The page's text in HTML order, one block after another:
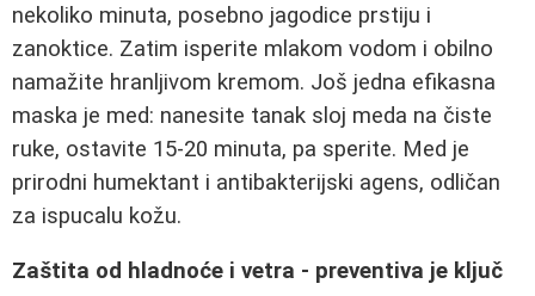
nekoliko minuta, posebno jagodice prstiju i
zanoktice. Zatim isperite mlakom vodom i obilno
namažite hranljivom kremom. Još jedna efikasna
maska je med: nanesite tanak sloj meda na čiste
ruke, ostavite 15-20 minuta, pa sperite. Med je
prirodni humektant i antibakterijski agens, odličan
za ispucalu kožu.
Zaštita od hladnoće i vetra - preventiva je ključ